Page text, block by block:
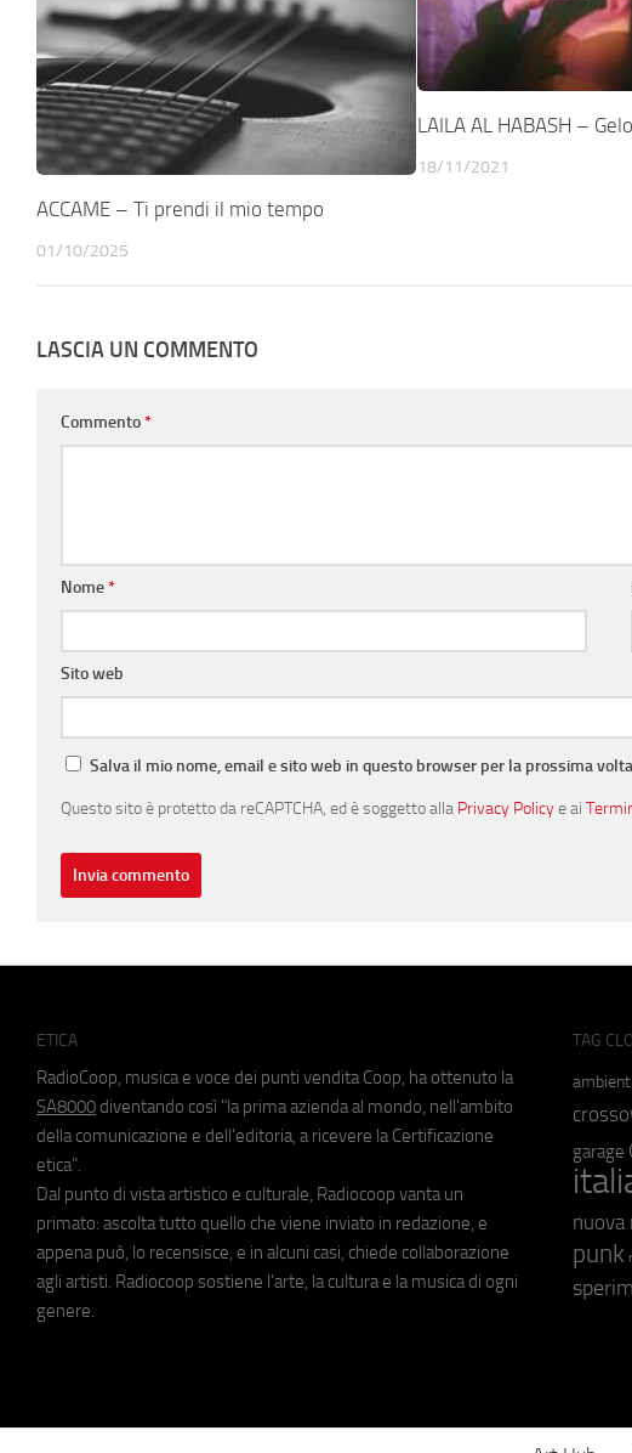
ACCAME – Ti prendi il mio tempo
01/10/2025
LAILA AL HABASH –
18/11/2021
LASCIA UN COMMENTO
Commento*
Nome*
Sito web
Salva il mio nome, email e sito web in questo browser per la prossima
Questo sito è protetto da reCAPTCHA, ed è soggetto alla Privacy Policye ai
ETICA
RadioCoop, musica e voce dei punti vendita Coop, ha ottenuto la
SA8000 diventando così "la prima azienda al mondo, nell'ambito
della comunicazione e dell'editoria, a ricevere la Certificazione
etica".
Dal punto di vista artistico e culturale, Radiocoop vanta un
primato: ascolta tutto quello che viene inviato in redazione, e
appena può, lo recensisce, e in alcuni casi, chiede collaborazione
agli artisti. Radiocoop sostiene l'arte, la cultura e la musica di ogni
genere.
TAG
ambient
garage
nuova
punk